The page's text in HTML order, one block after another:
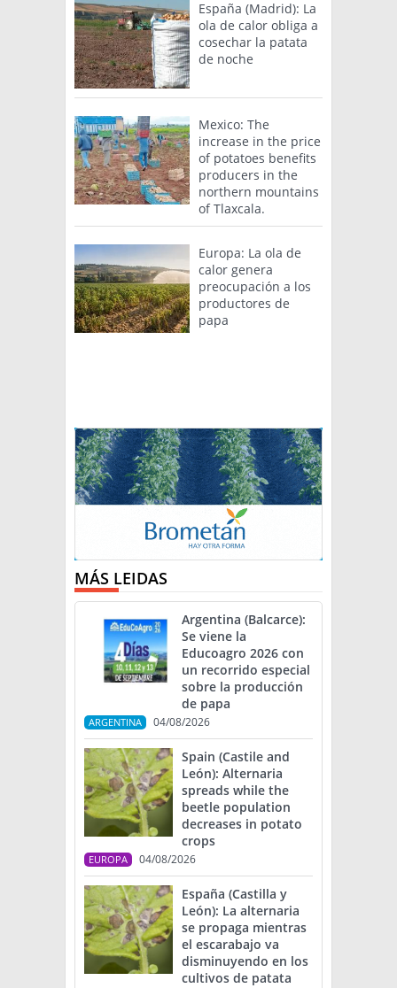
España (Madrid): La
ola de calor obliga a
cosechar la patata
de noche
Mexico: The
increase in the price
of potatoes benefits
producers in the
northern mountains
of Tlaxcala.
Europa: La ola de
calor genera
preocupación a los
productores de
papa
MÁS LEIDAS
Argentina (Balcarce):
Se viene la
Educoagro 2026 con
un recorrido especial
sobre la producción
de papa
ARGENTINA 04/08/2026
Spain (Castile and
León): Alternaria
spreads while the
beetle population
decreases in potato
crops
EUROPA 04/08/2026
España (Castilla y
León): La alternaria
se propaga mientras
el escarabajo va
disminuyendo en los
cultivos de patata